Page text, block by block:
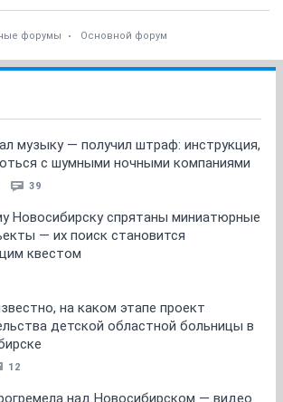
форумы Основной форум
музыку — получил штраф: инструкция,
с шумными ночными компаниями
39
Новосибирску спрятаны миниатюрные
— их поиск становится
квестом
на каком этапе проект
детской областной больницы в
12
над Новосибирском — видео